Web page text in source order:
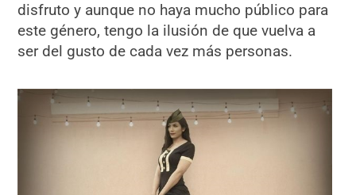
disfruto y aunque no haya mucho público para
este género, tengo la ilusión de que vuelva a
ser del gusto de cada vez más personas.